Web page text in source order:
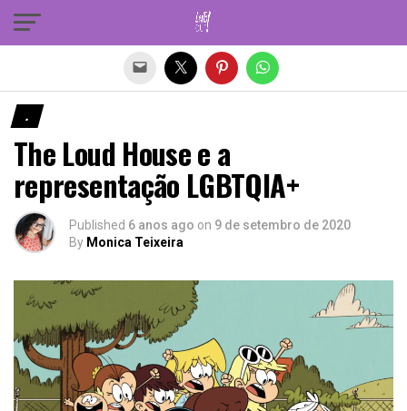
.
The Loud House e a
representação LGBTQIA+
Published 6 anos ago on 9 de setembro de 2020
By Monica Teixeira
Sair da versão mobile